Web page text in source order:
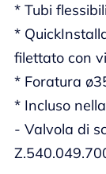
* Tubi
*
filettato con
* Foratura
* Incluso
- Valvola di